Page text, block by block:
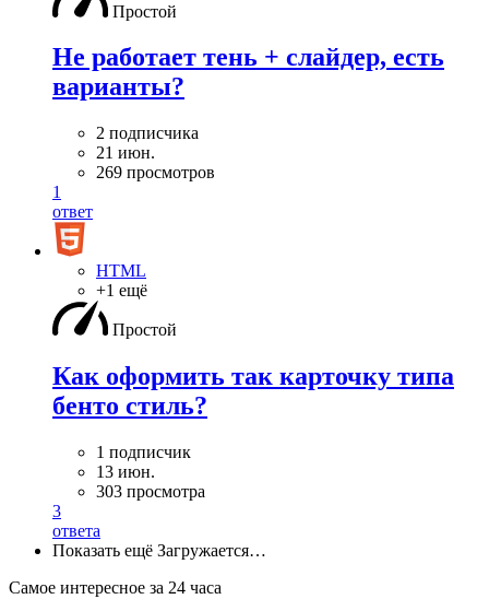
Простой
Не работает тень + слайдер, есть
варианты?
2 подписчика
21 июн.
269 просмотров
1
ответ
HTML
+1 ещё
Простой
Как оформить так карточку типа
бенто стиль?
1 подписчик
13 июн.
303 просмотра
3
ответа
Показать ещё Загружается…
Самое интересное за 24 часа